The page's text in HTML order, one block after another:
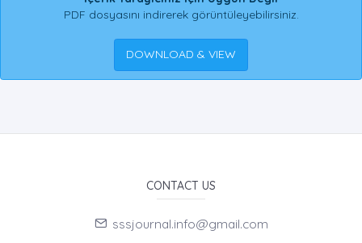
PDF dosyasını indirerek görüntüleyebilirsiniz.
DOWNLOAD & VIEW
CONTACT US
sssjournal.info@gmail.com